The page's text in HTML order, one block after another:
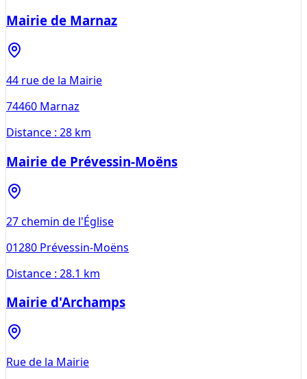
Mairie de Marnaz
44 rue de la Mairie
74460 Marnaz
Distance : 28 km
Mairie de Prévessin-Moëns
27 chemin de l'Église
01280 Prévessin-Moëns
Distance : 28.1 km
Mairie d'Archamps
Rue de la Mairie